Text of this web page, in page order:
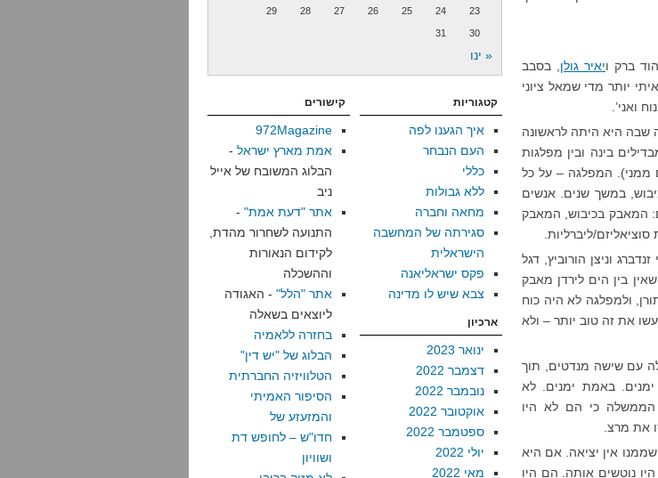
ברק ויאיר גולן , בסבב
יותר מדי שמאל ציוני
ואני’.
שבה היא היתה לראשונה
בינה ובין מפלגות
ממני). המפלגה – על כל
במשך שנים. אנשים
המאבק בכיבוש, המאבק
ליברליות.
וניצן הורוביץ, דגל
בין הים לירדן מאבק
ולמפלגה לא היה כוח
את זה טוב יותר – ולא
עם שישה מנדטים, תוך
באמת ימנים. לא
הממשלה כי הם לא היו
את מרצ.
אין יציאה. אם היא
נוטשים אותה. הם היו
23
24
25
26
27
28
29
30
31
« ינו
קטגוריות
איך הגענו לפה
העם הנבחר
כללי
ללא גבולות
מחאה וחברה
סגירתה של המחשבה
הישראלית
פקס ישראליאנה
צבא שיש לו מדינה
ארכיון
ינואר 2023
דצמבר 2022
נובמבר 2022
אוקטובר 2022
ספטמבר 2022
יולי 2022
מאי 2022
קישורים
972Magazine
אמת מארץ ישראל -
הבלוג המשובח של אייל
ניב
אתר "דעת אמת" -
התנועה לשחרור מהדת,
לקידום הנאורות
וההשכלה
אתר "הלל" - האגודה
ליוצאים בשאלה
בחזרה ללאמיה
הבלוג של "יש דין"
הטלוויזיה החברתית
הסיפור האמיתי
והמזעזע של
חדו"ש – לחופש דת
ושוויון